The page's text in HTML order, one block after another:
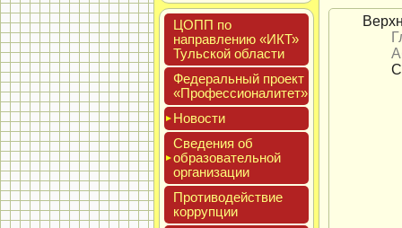
ЦОПП по
нап­равле­нию «ИКТ»
Туль­ской об­ласти
Феде­раль­ный про­ект
«Про­фес­си­она­литет»
Новос­ти
Све­дения об
об­ра­зова­тель­ной
ор­га­низа­ции
Про­тиво­дей­ствие
кор­рупции